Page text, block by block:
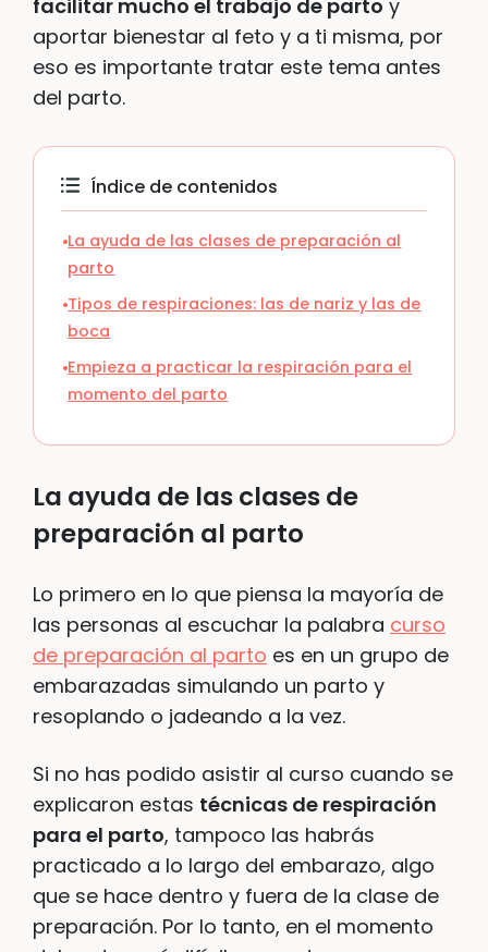
facilitar mucho el trabajo de parto y
aportar bienestar al feto y a ti misma, por
eso es importante tratar este tema antes
del parto.
Índice de contenidos
La ayuda de las clases de preparación al
parto
Tipos de respiraciones: las de nariz y las de
boca
Empieza a practicar la respiración para el
momento del parto
La ayuda de las clases de
preparación al parto
Lo primero en lo que piensa la mayoría de
las personas al escuchar la palabra curso
de preparación al parto es en un grupo de
embarazadas simulando un parto y
resoplando o jadeando a la vez.
Si no has podido asistir al curso cuando se
explicaron estas técnicas de respiración
para el parto, tampoco las habrás
practicado a lo largo del embarazo, algo
que se hace dentro y fuera de la clase de
preparación. Por lo tanto, en el momento